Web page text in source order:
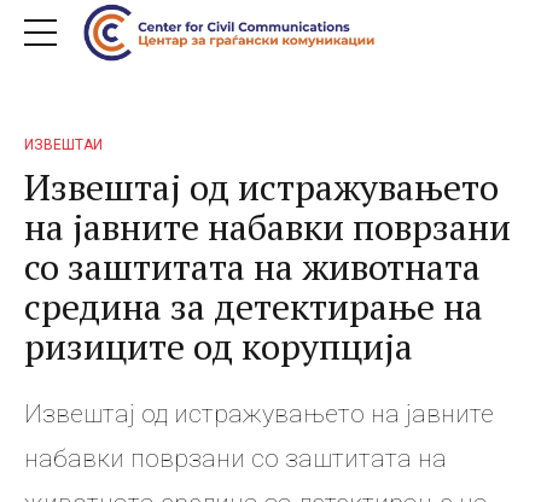
ИЗВЕШТАИ
Извештај од истражувањето
на јавните набавки поврзани
со заштитата на животната
средина за детектирање на
ризиците од корупција
Извештај од истражувањето на јавните
набавки поврзани со заштитата на